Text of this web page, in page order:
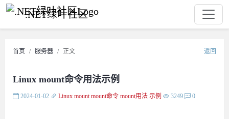
.NET绿叶社区
首页 服务器 正文 返回
Linux mount命令用法示例
2024-01-02 Linux mount mount命令 mount用法 示例 3249 0